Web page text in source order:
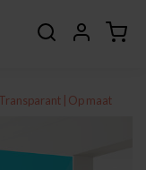
| Op maat